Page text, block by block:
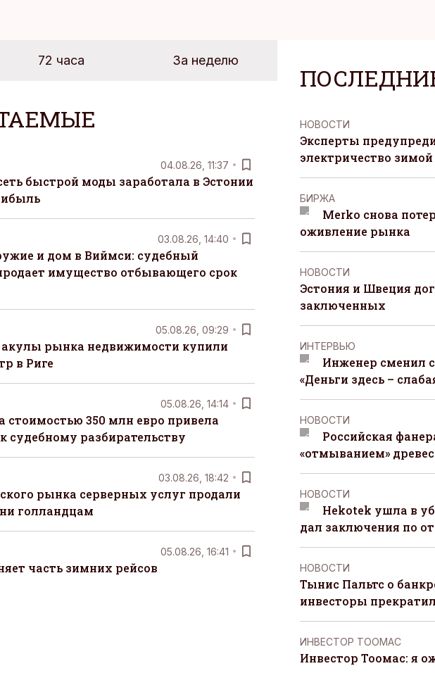
72 часа За неделю
04.08.26, 11:37
быстрой моды заработала в Эстонии
03.08.26, 14:40
и дом в Виймси: судебный
имущество отбывающего срок
05.08.26, 09:29
акулы рынка недвижимости купили
в Риге
05.08.26, 14:14
стоимостью 350 млн евро привела
судебному разбирательству
03.08.26, 18:42
рынка серверных услуг продали
голландцам
05.08.26, 16:41
часть зимних рейсов
НОВОСТИ
Эксперты
электричество зимой
БИРЖА
Merko снова
оживление рынка
НОВОСТИ
Эстония и Швеция
заключенных
ИНТЕРВЬЮ
Инженер сменил
«Деньги здесь –
НОВОСТИ
Российская
«отмыванием»
НОВОСТИ
Hekotek ушла в
дал заключения по
НОВОСТИ
Тынис Пальтс о
инвесторы
ИНВЕСТОР ТООМАС
Инвестор Тоомас: я